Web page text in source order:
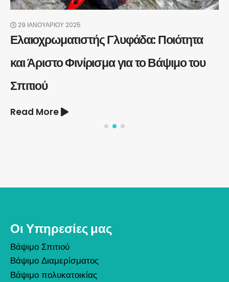
29 ΙΑΝΟΥΑΡΊΟΥ 2025
Ελαιοχρωματιστής Γλυφάδα: Ποιότητα
και Άριστο Φινίρισμα για το Βάψιμο του
Σπιτιού
Read More
Οι Υπηρεσίες μας
Βάψιμο Σπιτιού
Βάψιμο Διαμερίσματος
Βάψιμο πολυκατοικίας